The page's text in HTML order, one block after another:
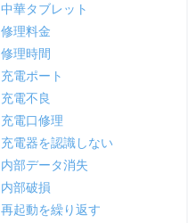
中華タブレット
修理料金
修理時間
充電ポート
充電不良
充電口修理
充電器を認識しない
内部データ消失
内部破損
再起動を繰り返す